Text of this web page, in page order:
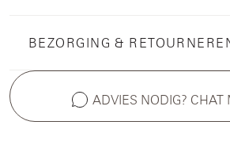
BEZORGING &
ADVIES NODIG? CHAT